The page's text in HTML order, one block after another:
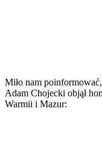
Miło nam
Adam Chojecki objął
Warmii i Mazur: